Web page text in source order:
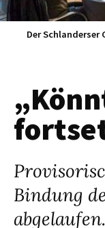
Der
Bindung
abgelaufen.